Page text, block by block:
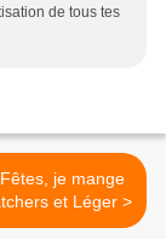
de tous tes
je mange
Weight-Watchers et Léger >